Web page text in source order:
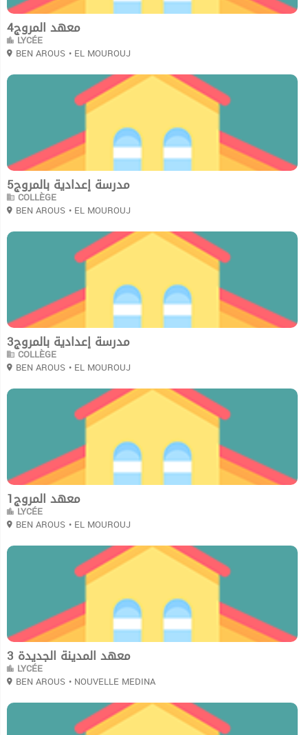
معهد المروج4
LYCÉE
BEN AROUS • EL MOUROUJ
مدرسة إعدادية بالمروج5
COLLÈGE
BEN AROUS • EL MOUROUJ
مدرسة إعدادية بالمروج3
COLLÈGE
BEN AROUS • EL MOUROUJ
معهد المروج1
LYCÉE
BEN AROUS • EL MOUROUJ
معهد المدينة الجديدة 3
LYCÉE
BEN AROUS • NOUVELLE MEDINA